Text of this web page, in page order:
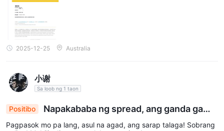
Oo. Available ang MT4.
AngRallyville Markets ba ay isang magandang broker
para sa mga nagsisimula?
Rallyville Markets?
Oo. Ang mga produkto at serbisyo na inaalok sa Rallyville
Markets ay hindi para sa mga residente ng Estados Unidos,
2025-12-25 Australia
小谢
Sa loob ng 1 taon
Positibo
Napakababa ng spread, ang ganda gamit
in
Pagpasok mo pa lang, asul na agad, ang sarap talaga! Sobrang